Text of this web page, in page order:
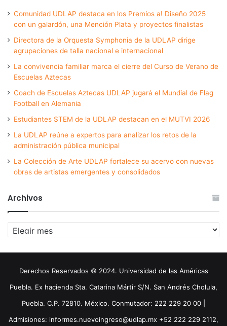
Comunidad UDLAP destaca en los Premios a! Diseño 2025
con un galardón, una Mención Plata y proyectos finalistas
Directora de la Orquesta Symphonia de la UDLAP dirige
agrupaciones de talla nacional e internacional
La convivencia familiar marca el cierre del Curso de Verano de
Escuelas Aztecas
Coach de Escuelas Aztecas UDLAP jugará el Mundial de Flag
Football en Alemania
Estudiantes STEM de la UDLAP destacan en el MUTVI 2026
La UDLAP reúne a expertos para analizar los retos de la
administración pública municipal
La Colección de Arte UDLAP fortalece su acervo con nuevas
obras de artistas emergentes y consolidados
Archivos
Archivos
Derechos Reservados © 2024. Universidad de las Américas
Puebla. Ex hacienda Sta. Catarina Mártir S/N. San Andrés Cholula,
Puebla. C.P. 72810. México. Conmutador: 222 229 20 00 |
Admisiones: informes.nuevoingreso@udlap.mx +52 222 229 2112,